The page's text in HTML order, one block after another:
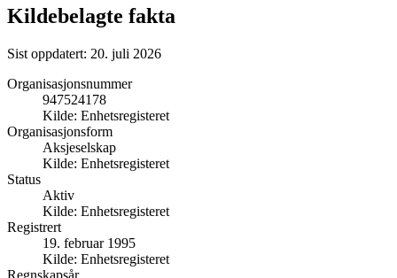
Kildebelagte fakta
Sist oppdatert: 20. juli 2026
Organisasjonsnummer
947524178
Kilde: Enhetsregisteret
Organisasjonsform
Aksjeselskap
Kilde: Enhetsregisteret
Status
Aktiv
Kilde: Enhetsregisteret
Registrert
19. februar 1995
Kilde: Enhetsregisteret
Regnskapsår